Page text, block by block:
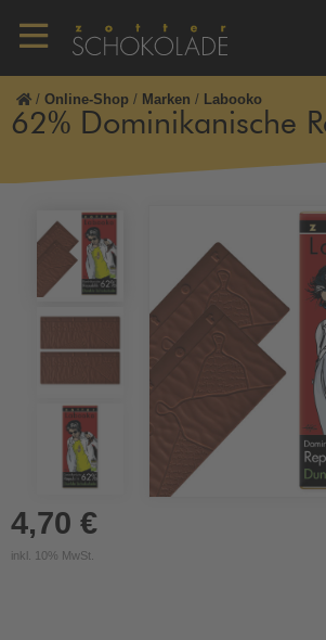
/ Online-Shop / Marken / Labooko
62% Dominikanische
4,70 €
inkl. 10% MwSt.